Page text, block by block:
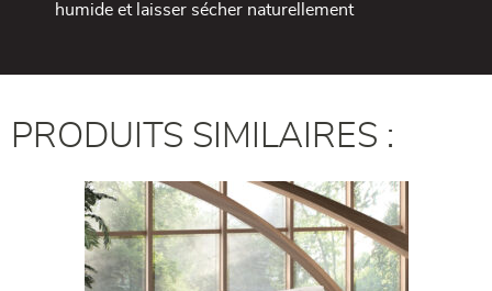
humide et laisser sécher naturellement
PRODUITS SIMILAIRES :